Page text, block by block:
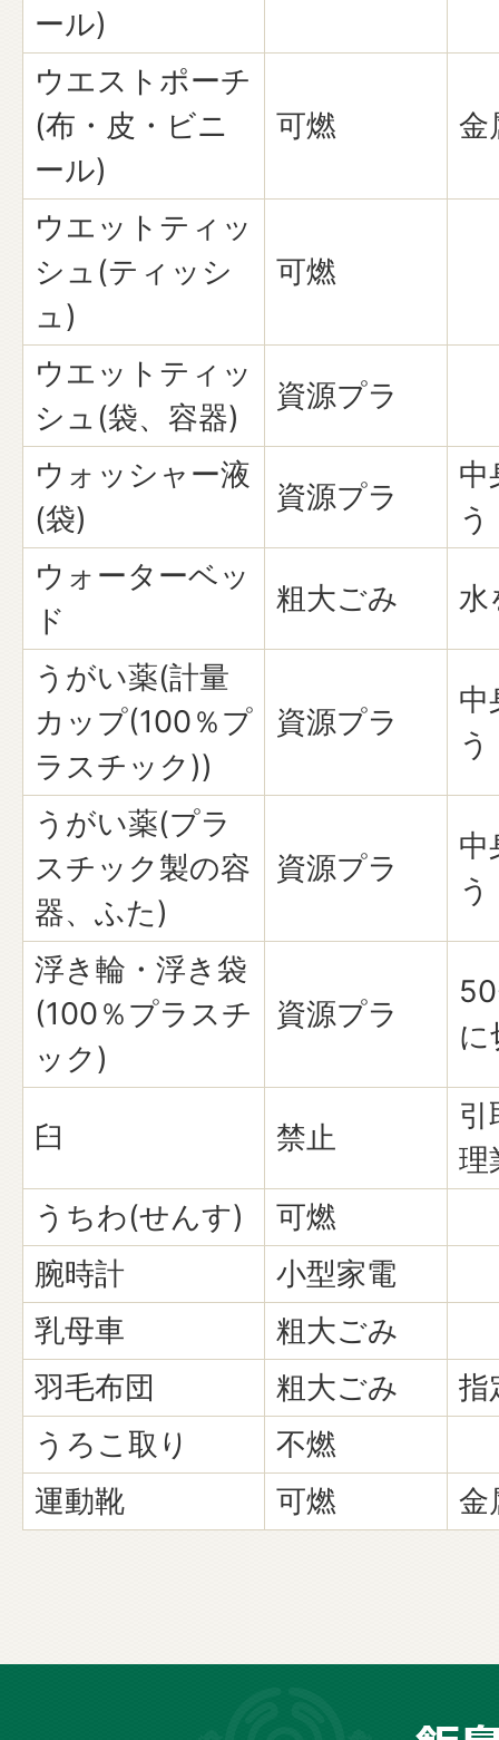
ール)
ウエストポーチ
(布・皮・ビニ
ール)
可燃 金
ウエットティッ
シュ(ティッシ
ュ)
可燃
ウエットティッ
シュ(袋、容器)
資源プラ
ウォッシャー液
(袋)
資源プラ
中
う
ウォーターベッ
ド
粗大ごみ 水
うがい薬(計量
カップ(100％プ
ラスチック))
資源プラ
中
う
うがい薬(プラ
スチック製の容
器、ふた)
資源プラ
中
う
浮き輪・浮き袋
(100％プラスチ
ック)
資源プラ
に
臼 禁止
引
理
うちわ(せんす)
可燃
腕時計
小型家電
乳母車
粗大ごみ
羽毛布団
粗大ごみ
指
うろこ取り
不燃
運動靴
可燃 金